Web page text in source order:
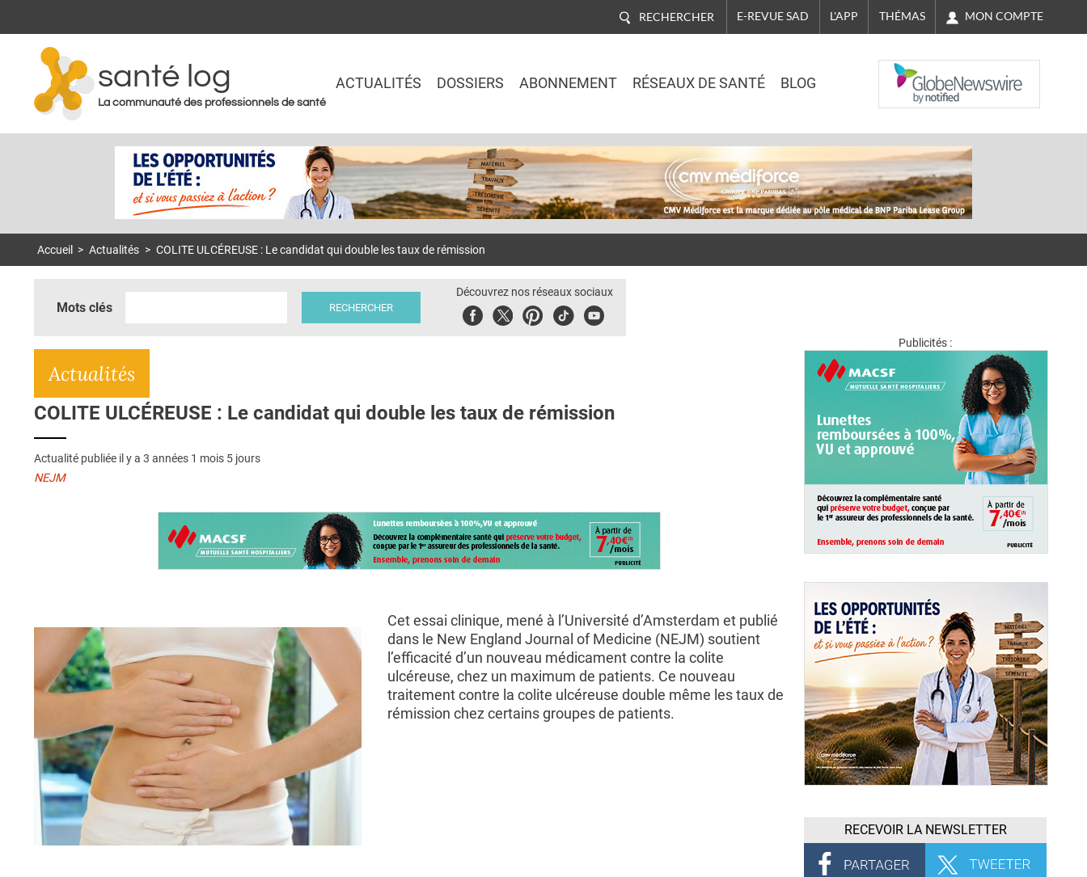
RECHERCHER E-REVUE SAD L'APP THÉMAS MON COMPTE
santé log
La communauté des professionnels de santé
ACTUALITÉS DOSSIERS ABONNEMENT RÉSEAUX DE SANTÉ BLOG
NASDAQ
Accueil > Actualités > COLITE ULCÉREUSE : Le candidat qui double les taux de rémission
Mots clés
Découvrez nos réseaux sociaux
FacebookTwitterPinterest
TiktokYoubute
Actualités
COLITE ULCÉREUSE : Le candidat qui double les taux de rémission
Actualité publiée il y a 3 années 1 mois 5 jours
NEJM
Cet essai clinique, mené à l’Université d’Amsterdam et publié
dans le New England Journal of Medicine (NEJM) soutient
l’efficacité d’un nouveau médicament contre la colite
ulcéreuse, chez un maximum de patients. Ce nouveau
traitement contre la colite ulcéreuse double même les taux de
rémission chez certains groupes de patients.
Publicités :
RECEVOIR LA NEWSLETTER